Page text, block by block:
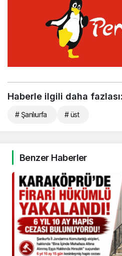
Haberle ilgili daha fazlası:
# Şanlıurfa # üst
Benzer Haberler